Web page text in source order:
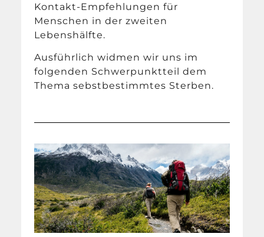
Kontakt-Empfehlungen für
Menschen in der zweiten
Lebenshälfte.
Ausführlich widmen wir uns im
folgenden Schwerpunktteil dem
Thema sebstbestimmtes Sterben.